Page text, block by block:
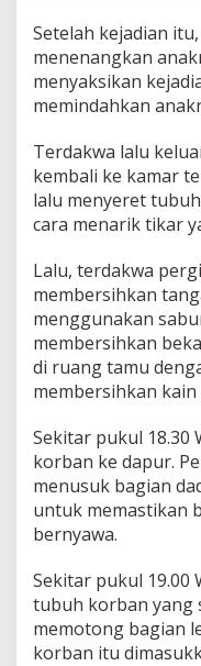
Setelah kejadian
menenangkan
menyaksikan
memindahkan
Terdakwa lalu
kembali ke kamar
lalu menyeret
cara menarik tikar
Lalu, terdakwa
membersihkan
menggunakan
membersihkan
di ruang tamu
membersihkan
Sekitar pukul 18.30
korban ke dapur.
menusuk bagian
untuk memastikan
bernyawa.
Sekitar pukul 19.00
tubuh korban yang
memotong bagian
korban itu